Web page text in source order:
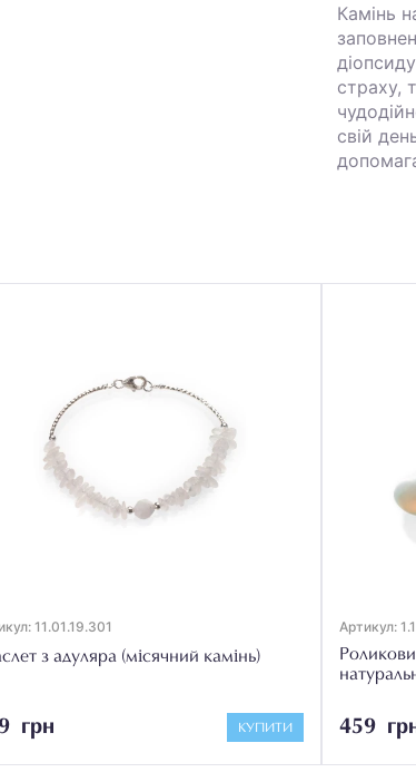
Камінь
страху,
свій
11.01.19.301
з адуляра (місячний камінь)
грн КУПИТИ
Артикул:
459